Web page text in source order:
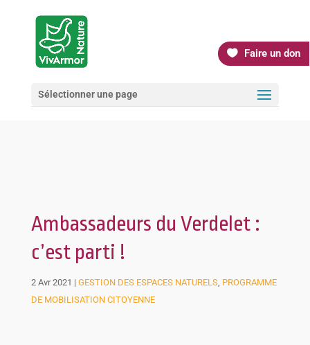
Faire un don
Sélectionner une page
Ambassadeurs du Verdelet :
c’est parti !
2 Avr 2021 | GESTION DES ESPACES NATURELS, PROGRAMME
DE MOBILISATION CITOYENNE